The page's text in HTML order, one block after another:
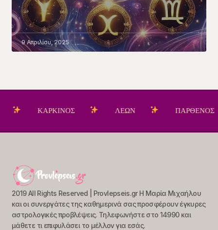
9 Απριλίου, 2025
ΚΑΡΚΙΝΟΣ ΛΕΩΝ ΠΑΡΘΕΝΟΣ
2019 All Rights Reserved | Provlepseis.gr Η Μαρία Μιχαήλου
και οι συνεργάτες της καθημερινά σας προσφέρουν έγκυρες
αστρολογικές προβλέψεις. Τηλεφωνήστε στο 14990 και
μάθετε τι επιφυλάσει το μέλλον για εσάς.